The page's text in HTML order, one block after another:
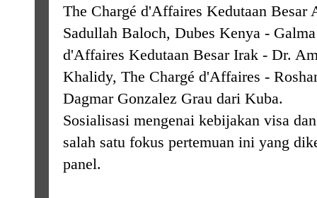
The Chargé d'Affaires Kedutaan
Sadullah Baloch, Dubes Kenya -
d'Affaires Kedutaan Besar Irak - Dr.
Khalidy, The Chargé d'Affaires -
Dagmar Gonzalez Grau dari Kuba.
Sosialisasi mengenai kebijakan visa
salah satu fokus pertemuan ini yang
panel.